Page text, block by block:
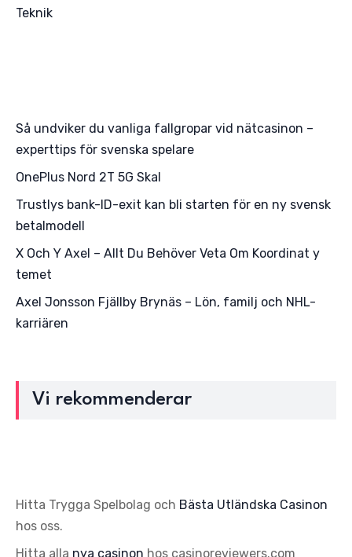
Teknik
Så undviker du vanliga fallgropar vid nätcasinon –
experttips för svenska spelare
OnePlus Nord 2T 5G Skal
Trustlys bank-ID-exit kan bli starten för en ny svensk
betalmodell
X Och Y Axel – Allt Du Behöver Veta Om Koordinat y
temet
Axel Jonsson Fjällby Brynäs – Lön, familj och NHL-
karriären
Vi rekommenderar
Hitta Trygga Spelbolag och Bästa Utländska Casinon
hos oss.
Hitta alla nya casinon hos casinoreviewers.com